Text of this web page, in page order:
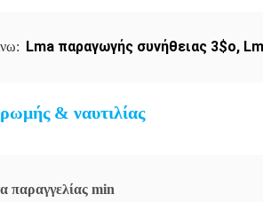
Lma παραγωγής συνήθειας 3$ο,
& ναυτιλίας
παραγγελίας min